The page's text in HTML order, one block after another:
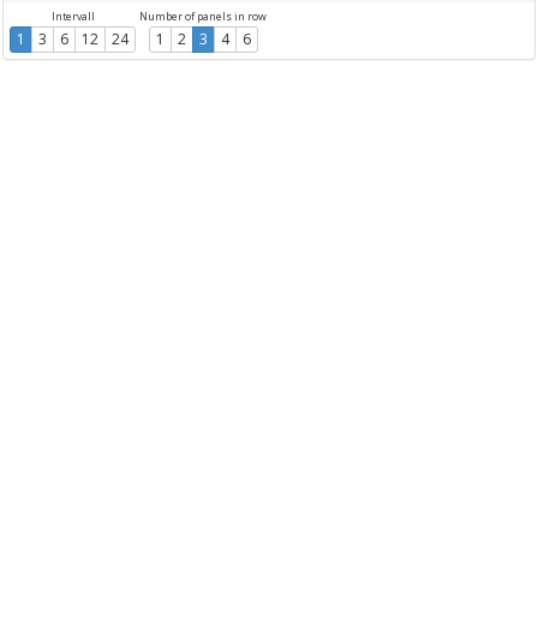
Intervall
1 3 6 12 24
Number of panels in row
1 2 3 4 6